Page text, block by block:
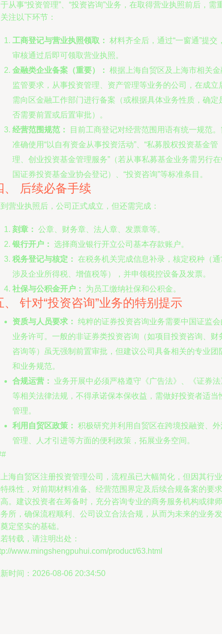
从事“投资管理”、“投资咨询”业务，在取得营业执照前后，需
注以下环节：
工商登记与营业执照领取： 材料齐全后，通过“一窗通”提交
审核通过后即可领取营业执照。
金融类企业备案（重要）： 根据上海自贸区及上海市相关金
监管要求，从事投资管理、资产管理等业务的公司，在成立
需向区金融工作部门进行备案（或根据具体业务性质，确定
否需要前置或后置审批）。
经营范围规范：
目前工商登记对经营范围用语有统一规范。
准确使用“以自有资金从事投资活动”、“私募股权投资基金管
理、创业投资基金管理服务”（若从事私募基金业务需另行
国证券投资基金业协会登记）、“投资咨询”等标准条目。
、 后续必备手续
营业执照后，公司正式成立，但还需完成：
刻章： 公章、财务章、法人章、发票章等。
银行开户： 选择商业银行开立公司基本存款账户。
税务登记与核定： 在税务机关完成信息补录，核定税种（通
涉及企业所得税、增值税等），并申领税控设备及发票。
社保与公积金开户：
为员工缴纳社保和公积金。
、 针对“投资咨询”业务的特别提示
资质与人员要求： 纯粹的证券投资咨询业务需要中国证监会
业务许可。一般的非证券类投资咨询（如项目投资咨询、财
咨询等）虽无强制前置审批，但建议公司具备相关的专业团
和业务规范。
合规运营：
业务开展中必须严格遵守《广告法》、《证券法
等相关法律法规，不得承诺保本保收益，需做好投资者适当
管理。
利用自贸区政策： 积极研究并利用自贸区在跨境投融资、外
管理、人才引进等方面的便利政策，拓展业务空间。
海自贸区注册投资管理公司，流程虽已大幅简化，但因其行业
殊性，对前期材料准备、经营范围界定及后续合规备案的要求
。建议投资者在筹备时，充分咨询专业的商务服务机构或律师
所，确保流程顺利、公司设立合法合规，从而为未来的业务发
定坚实的基础。
转载，请注明出处：
www.mingshengpuhui.com/product/63.html
时间：2026-08-06 20:34:50